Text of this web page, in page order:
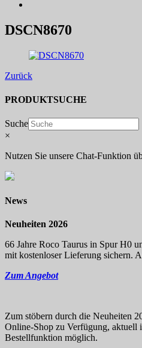
DSCN8670
Zurück
PRODUKTSUCHE
Suche
×
Nutzen Sie unsere Chat-Funktion
News
Neuheiten 2026
66 Jahre Roco Taurus in Spur H0
mit kostenloser Lieferung sichern.
Zum Angebot
Zum stöbern durch die Neuheiten
Online-Shop zu Verfügung, aktuell
Bestellfunktion möglich.